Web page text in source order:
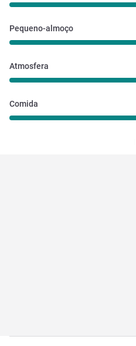
Pequeno-almoço
Atmosfera
Comida